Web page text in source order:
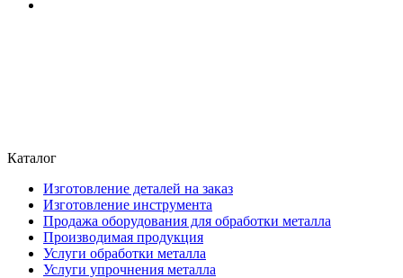
Каталог
Изготовление деталей на заказ
Изготовление инструмента
Продажа оборудования для обработки металла
Производимая продукция
Услуги обработки металла
Услуги упрочнения металла